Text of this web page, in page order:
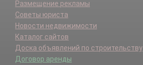
Размещение рекламы
Советы юриста
Новости недвижимости
Каталог сайтов
Доска объявлений по строительству
Договор аренды